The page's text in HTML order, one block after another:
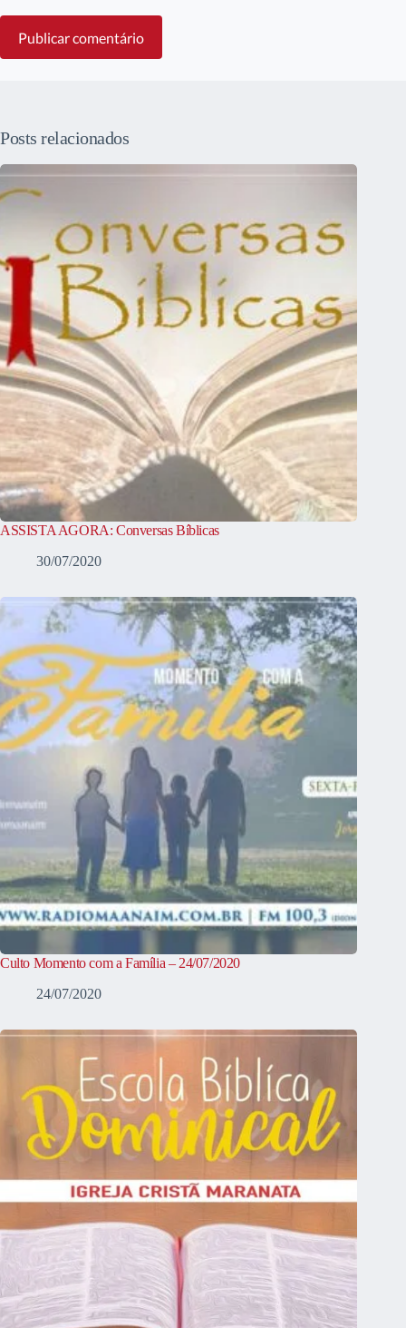
Publicar comentário
Posts relacionados
ASSISTA AGORA: Conversas Bíblicas
30/07/2020
Culto Momento com a Família – 24/07/2020
24/07/2020